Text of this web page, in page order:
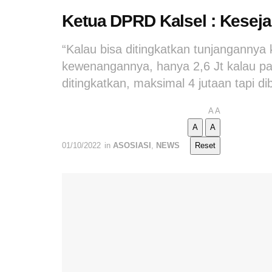
Ketua DPRD Kalsel :
“Kalau bisa ditingkatkan
kewenangannya, hanya 2,6 Jt kalau
ditingkatkan, maksimal 4 jutaan tapi
01/10/2022 in ASOSIASI , NEWS
A A
A
A
Reset